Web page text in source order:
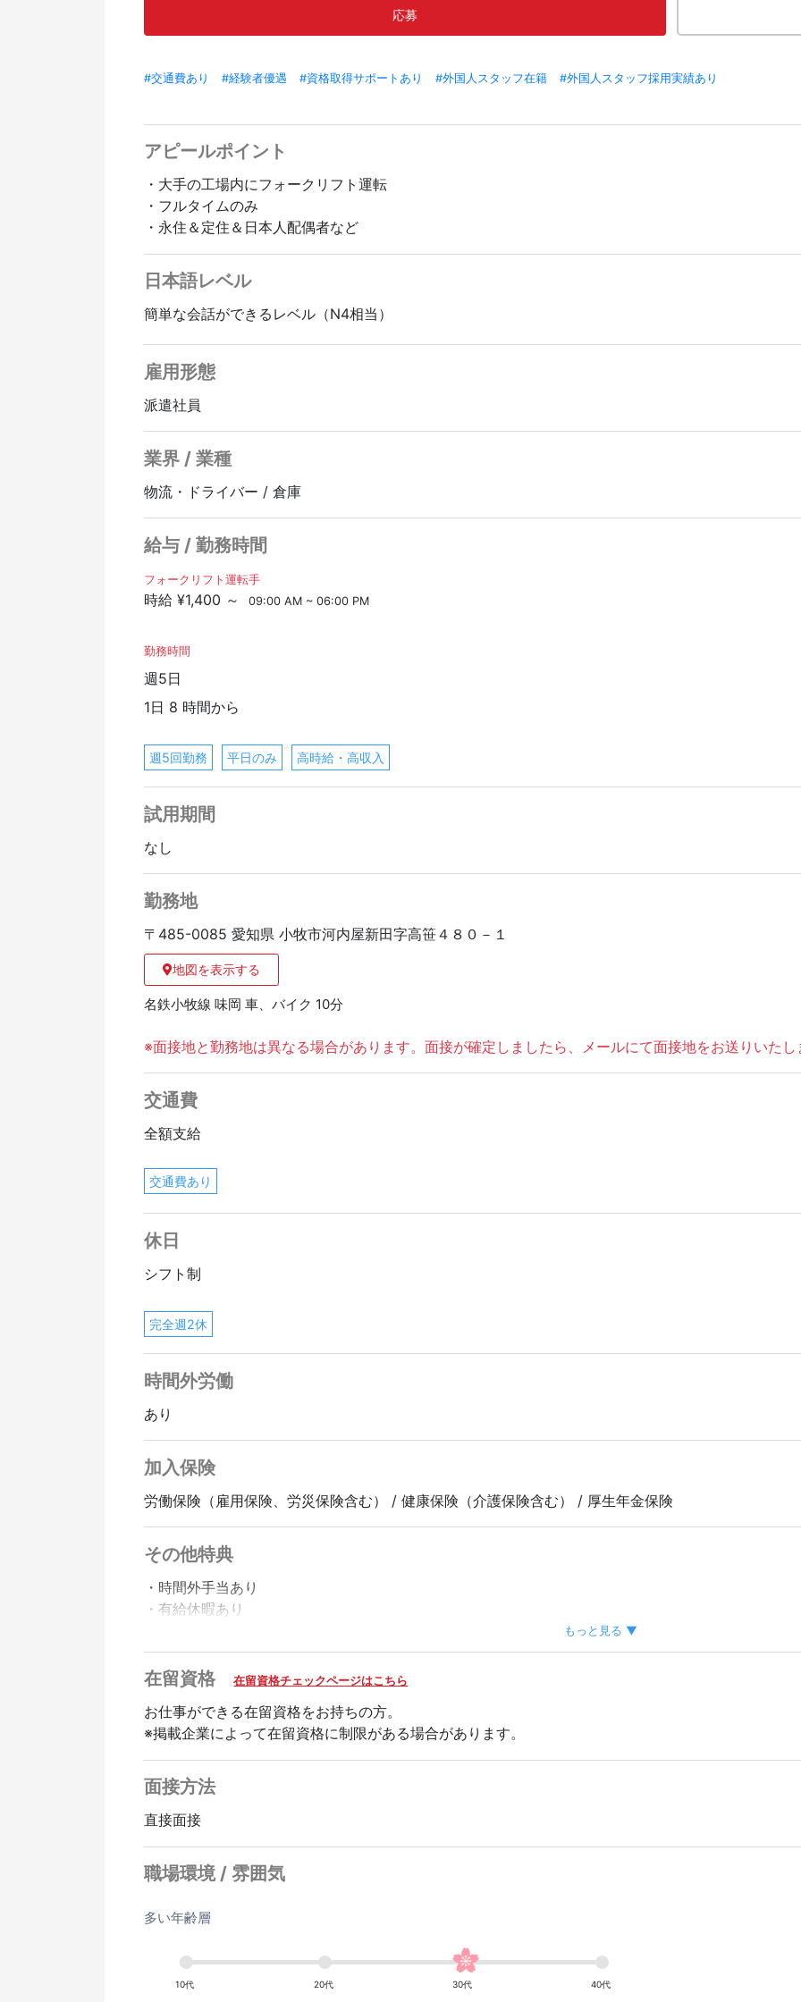
応募
#交通費あり #経験者優遇 #資格取得サポートあり #外国人スタッフ在籍 #外国人スタッフ採用実績あり
アピールポイント
・大手の工場内にフォークリフト運転
・フルタイムのみ
・永住＆定住＆日本人配偶者など
日本語レベル
簡単な会話ができるレベル（N4相当）
雇用形態
派遣社員
業界 / 業種
物流・ドライバー / 倉庫
給与 / 勤務時間
フォークリフト運転手
時給 ¥1,400 ～ 09:00 AM ~ 06:00 PM
勤務時間
週5日
1日 8 時間から
週5回勤務 平日のみ 高時給・高収入
試用期間
なし
勤務地
〒485-0085 愛知県 小牧市河内屋新田字高笹４８０－１
地図を表示する
名鉄小牧線 味岡 車、バイク 10分
※面接地と勤務地は異なる場合があります。面接が確定しましたら、メールにて面接地をお送りいたし
交通費
全額支給
交通費あり
休日
シフト制
完全週2休
時間外労働
あり
加入保険
労働保険（雇用保険、労災保険含む） / 健康保険（介護保険含む） / 厚生年金保険
その他特典
・時間外手当あり
・有給休暇あり
歓迎
経験者優遇
もっと見る ▼
在留資格 在留資格チェックページはこちら
お仕事ができる在留資格をお持ちの方。
※掲載企業によって在留資格に制限がある場合があります。
面接方法
直接面接
職場環境 / 雰囲気
多い年齢層
10代 20代 30代 40代